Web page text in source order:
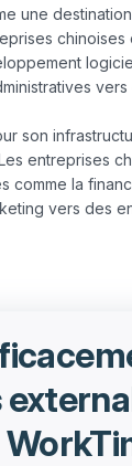
une
chinoises
son
entreprises
comme la
vers des